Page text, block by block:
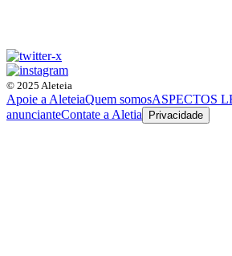
© 2025 Aleteia
Apoie a AleteiaQuem somosASPECTOS
anuncianteContate a Aletia Privacidade